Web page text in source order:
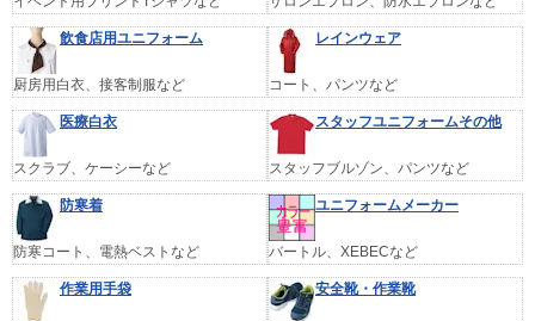
飲食店用ユニフォーム
厨房用白衣、接客制服など
レインウェア
コート、パンツなど
医療白衣
スクラブ、ケーシーなど
スタッフユニフォームその他
スタッフブルゾン、パンツなど
防寒着
防寒コート、電熱ベストなど
ユニフォームメーカー
バートル、XEBECなど
作業用手袋 安全靴・作業靴